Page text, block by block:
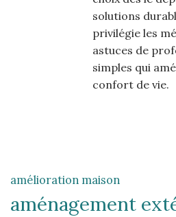
solutions
privilégie les
astuces de
simples qui
confort de vie.
amélioration maison
aménagement